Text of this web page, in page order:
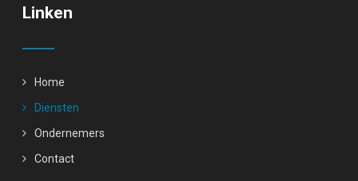
Linken
Home
Diensten
Ondernemers
Contact